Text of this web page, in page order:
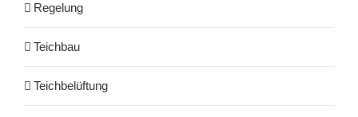
Regelung
Teichbau
Teichbelüftung